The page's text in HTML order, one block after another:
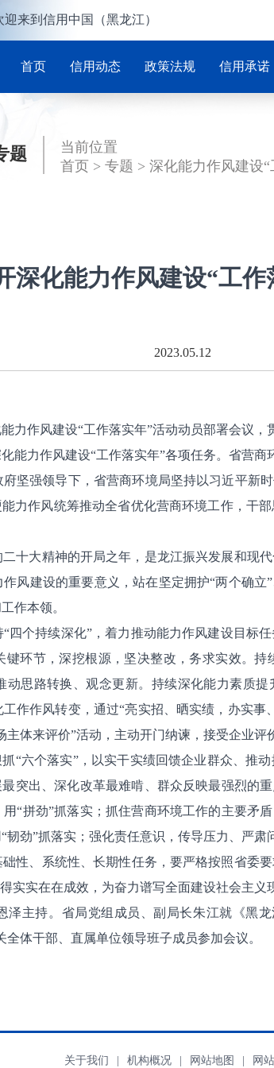
迎来到信用中国（黑龙江）
首页 信用动态 政策法规 信用承诺
题
当前位置
首页 > 专题 > 深化能力作风建设“
深化能力作风建设“工
2023.05.12
力作风建设“工作落实年”活动动员部署会议
能力作风建设“工作落实年”各项任务。省营商
强领导下，省营商环境局坚持以习近平新时
力作风统筹推动全省优化营商环境工作，干
大精神的开局之年，是龙江振兴发展和现
风建设的重要意义，站在坚定拥护“两个确
作本领。
个持续深化”，着力推动能力作风建设目标
环节，深挖根源，坚决整改，务求实效。
思路转换、观念更新。持续深化能力素质
作作风转变，通过“亮实招、晒实绩，办实事
体来评价”活动，主动开门纳谏，接受企业评
六个落实”，以实干实绩回馈企业群众、推
突出、深化改革最难啃、群众反映最强烈的
“拼劲”抓落实；抓住营商环境工作的主要矛
劲”抓落实；强化责任意识，传导压力、严肃
、系统性、长期性任务，要严格按照省委
实实在在成效，为奋力谱写全面建设社会主义
主持。省局党组成员、副局长朱江就《黑龙
体干部、直属单位领导班子成员参加会议。
关于我们 机构概况 网站地图 网